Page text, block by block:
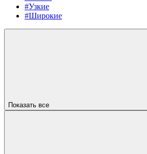
#Узкие
#Широкие
Показать все